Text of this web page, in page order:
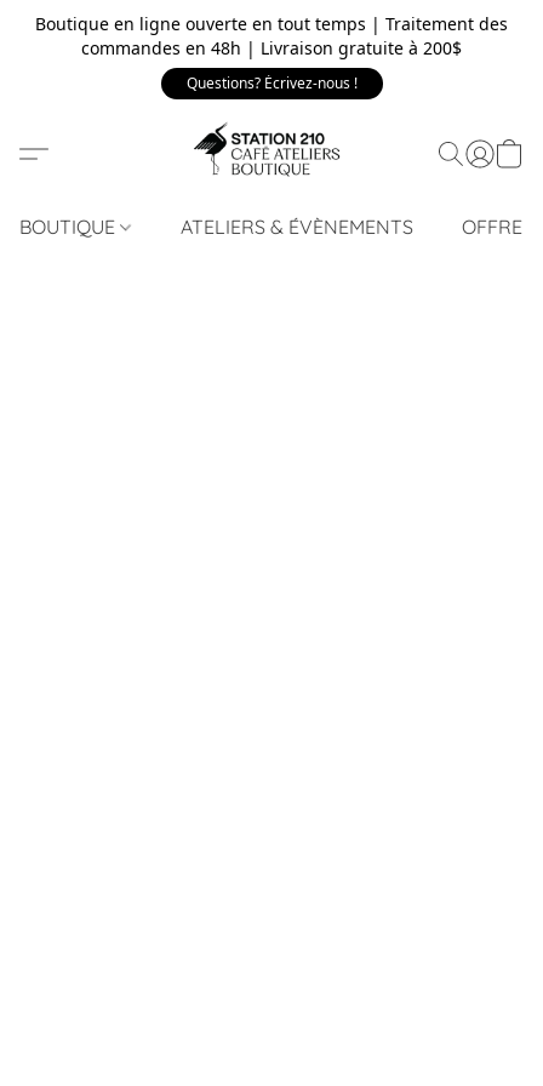
Boutique en ligne ouverte en tout temps | Traitement des
commandes en 48h | Livraison gratuite à 200$
Questions? Écrivez-nous !
BOUTIQUE ATELIERS & ÉVÈNEMENTS OFFRE